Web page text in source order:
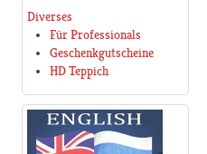
Diverses
Für Professionals
Geschenkgutscheine
HD Teppich